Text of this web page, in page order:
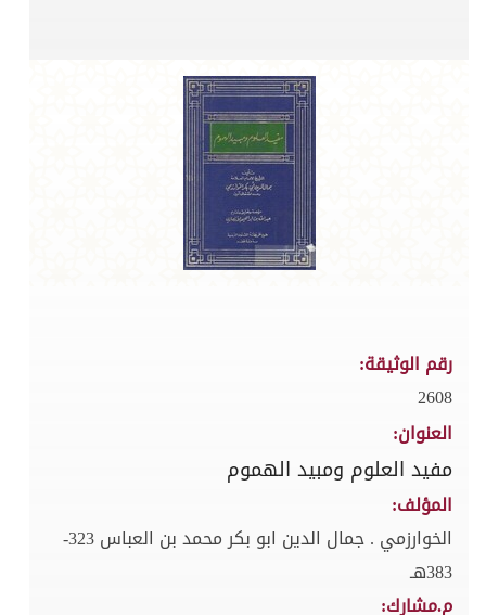
رقم الوثيقة:
2608
العنوان:
مفيد العلوم ومبيد الهموم
المؤلف:
الخوارزمي . جمال الدين ابو بكر محمد بن العباس 323-
383هـ
م.مشارك: